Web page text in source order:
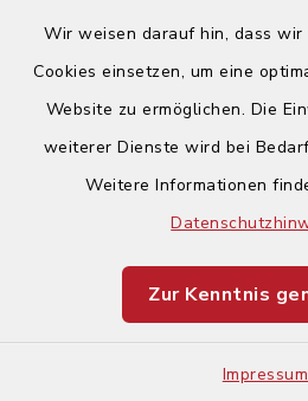
Wir weisen darauf hin, dass
Cookies einsetzen, um eine
Website zu ermöglichen. Die
weiterer Dienste wird bei
Weitere Informationen
Zur Kenntnis
Impressum
Sitemap